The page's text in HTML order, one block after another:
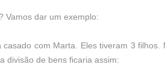
Vamos dar um exemplo:
casado com Marta. Eles tiveram 3
divisão de bens ficaria assim: